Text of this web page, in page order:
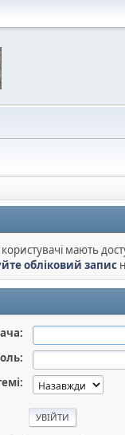
мають
обліковий запис